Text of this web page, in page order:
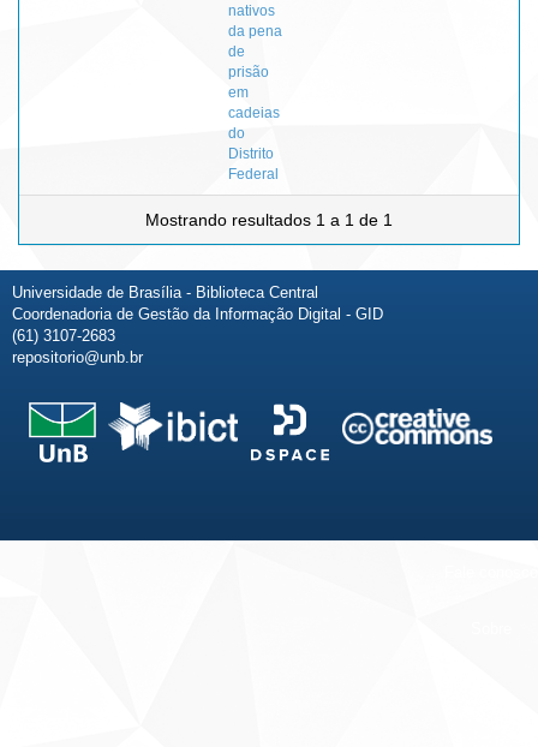
nativos
da pena
de
prisão
em
cadeias
do
Distrito
Federal
Mostrando resultados 1 a 1 de 1
Universidade de Brasília - Biblioteca Central
Coordenadoria de Gestão da Informação Digital - GID
(61) 3107-2683
repositorio@unb.br